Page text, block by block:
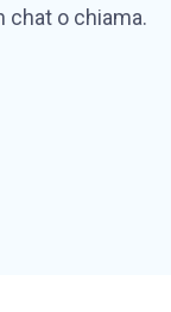
chat o chiama.